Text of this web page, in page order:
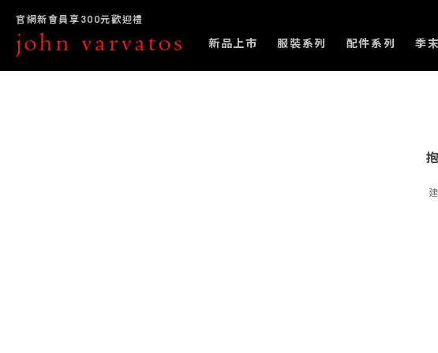
官網新會員享300元歡迎禮
新品上市 服裝系列 配件系列 季